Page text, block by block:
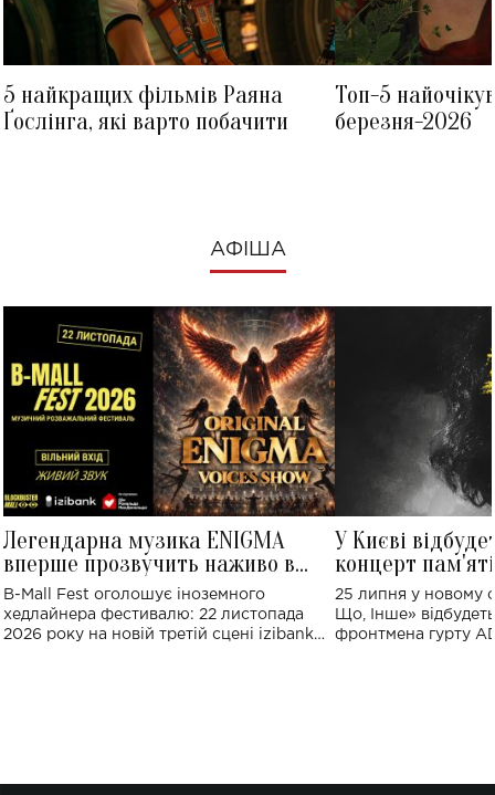
5 найкращих фільмів Раяна
Ґослінга, які варто побачити
Топ-5
березня-2026
АФІША
Легендарна музика ENIGMA
вперше прозвучить наживо в
Україні: де відбудеться концерт
B-Mall Fest оголошує іноземного
хедлайнера фестивалю: 22 листопада
2026 року на новій третій сцені izibank
У Києві
концерт
Клименка:
виконають
25 липня у новому
Що, Інше»
фронтмена гурту